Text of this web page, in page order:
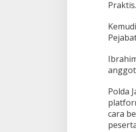
Praktis.
Polda
cara